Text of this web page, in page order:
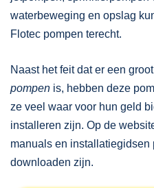
waterbeweging en opslag
Flotec pompen terecht.
Naast het feit dat er een
pompen is, hebben deze
ze veel waar voor hun geld
installeren zijn. Op de
manuals en
downloaden zijn.